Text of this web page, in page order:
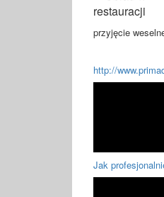
przyjęcie
http://
Jak